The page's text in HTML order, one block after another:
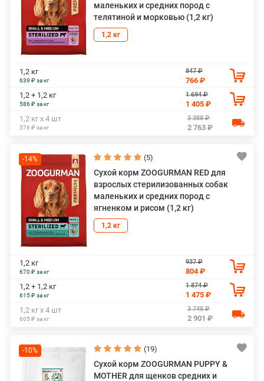
маленьких и средних пород с
телятиной и морковью (1,2 кг)
1,2 кг
1,2 кг
639 ₽ за кг
847 ₽
766 ₽
1,2 + 1,2 кг
586 ₽ за кг
1 694 ₽
1 405 ₽
1,2 кг х 4 шт
576 ₽ за кг
3 388 ₽
2 763 ₽
-14% (5)
Сухой корм ZOOGURMAN RED для
взрослых стерилизованных собак
маленьких и средних пород с
ягненком и рисом (1,2 кг)
1,2 кг
1,2 кг
670 ₽ за кг
937 ₽
804 ₽
1,2 + 1,2 кг
615 ₽ за кг
1 874 ₽
1 475 ₽
1,2 кг х 4 шт
605 ₽ за кг
3 748 ₽
2 901 ₽
-10% (19)
Сухой корм ZOOGURMAN PUPPY &
MOTHER для щенков средних и